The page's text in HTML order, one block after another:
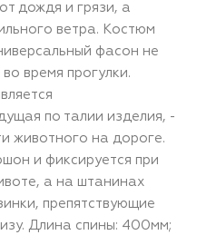
дождя и грязи, а
ветра. Костюм
фасон не
время прогулки.
по талии изделия, -
животного на дороге.
и фиксируется при
а на штанинах
препятствующие
Длина спины: 400мм;